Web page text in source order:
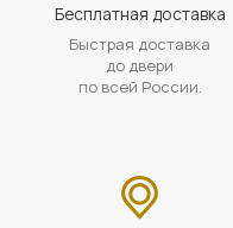
Бесплатная доставка
Быстрая доставка
до двери
по всей России.